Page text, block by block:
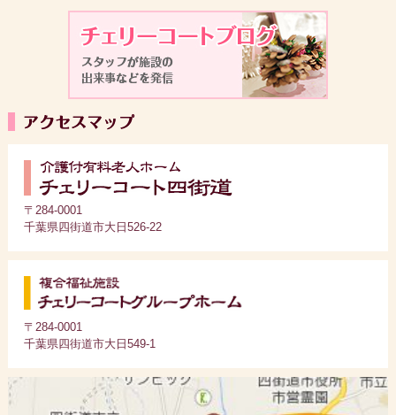
〒284-0001
千葉県四街道市大日526-22
〒284-0001
千葉県四街道市大日549-1